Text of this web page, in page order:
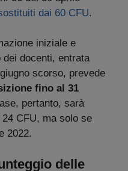
dai 60 CFU.
iniziale e
docenti, entrata
scorso, prevede
fino al 31
pertanto, sarà
CFU, ma solo se
2022.
delle